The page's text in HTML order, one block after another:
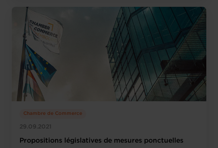
29.09.2021
Chambre de Commerce
Propositions législatives de mesures ponctuelles